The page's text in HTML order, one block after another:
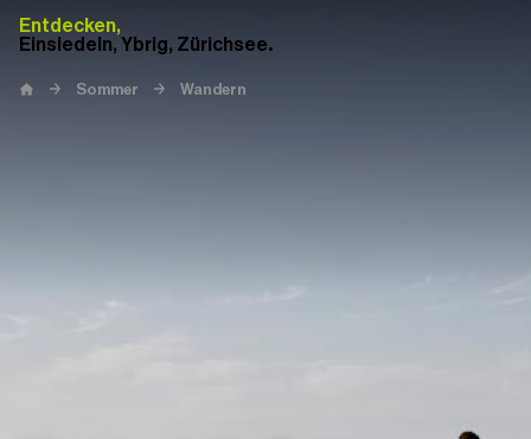
Entdecken,
Einsiedeln, Ybrig, Zürichsee.
Sommer Wandern